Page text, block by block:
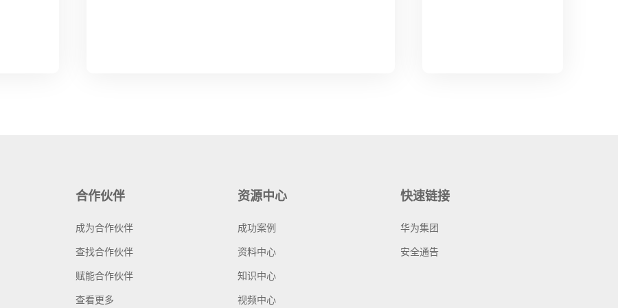
合作伙伴
成为合作伙伴
查找合作伙伴
赋能合作伙伴
查看更多
资源中心
成功案例
资料中心
知识中心
视频中心
快速链接
华为集团
安全通告